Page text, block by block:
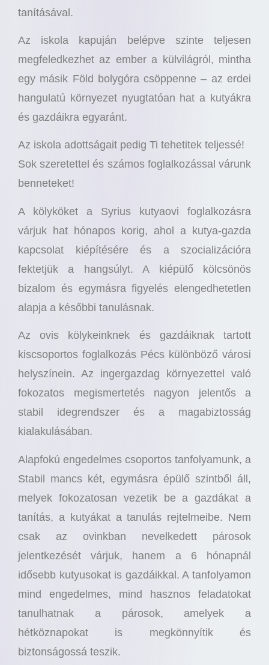
tanításával.
Az iskola kapuján belépve szinte teljesen
megfeledkezhet az ember a külvilágról, mintha
egy másik Föld bolygóra csöppenne – az erdei
hangulatú környezet nyugtatóan hat a kutyákra
és gazdáikra egyaránt.
Az iskola adottságait pedig Ti tehetitek teljessé!
Sok szeretettel és számos foglalkozással várunk
benneteket!
A kölyköket a Syrius kutyaovi foglalkozásra
várjuk hat hónapos korig, ahol a kutya-gazda
kapcsolat kiépítésére és a szocializációra
fektetjük a hangsúlyt. A kiépülő kölcsönös
bizalom és egymásra figyelés elengedhetetlen
alapja a későbbi tanulásnak.
Az ovis kölykeinknek és gazdáiknak tartott
kiscsoportos foglalkozás Pécs különböző városi
helyszínein. Az ingergazdag környezettel való
fokozatos megismertetés nagyon jelentős a
stabil idegrendszer és a magabiztosság
kialakulásában.
Alapfokú engedelmes csoportos tanfolyamunk, a
Stabil mancs két, egymásra épülő szintből áll,
melyek fokozatosan vezetik be a gazdákat a
tanítás, a kutyákat a tanulás rejtelmeibe. Nem
csak az ovinkban nevelkedett párosok
jelentkezését várjuk, hanem a 6 hónapnál
idősebb kutyusokat is gazdáikkal. A tanfolyamon
mind engedelmes, mind hasznos feladatokat
tanulhatnak a párosok, amelyek a
hétköznapokat is megkönnyítik és
biztonságossá teszik.